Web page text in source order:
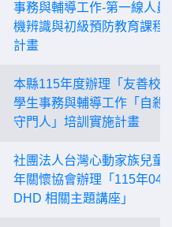
事務與輔導工作-第一線人員
機辨識與初級預防教育課程
計畫
本縣115年度辦理「友善校
學生事務與輔導工作「自殺
守門人」培訓實施計畫
社團法人台灣心動家族兒童
年關懷協會辦理「115年04
DHD 相關主題講座」